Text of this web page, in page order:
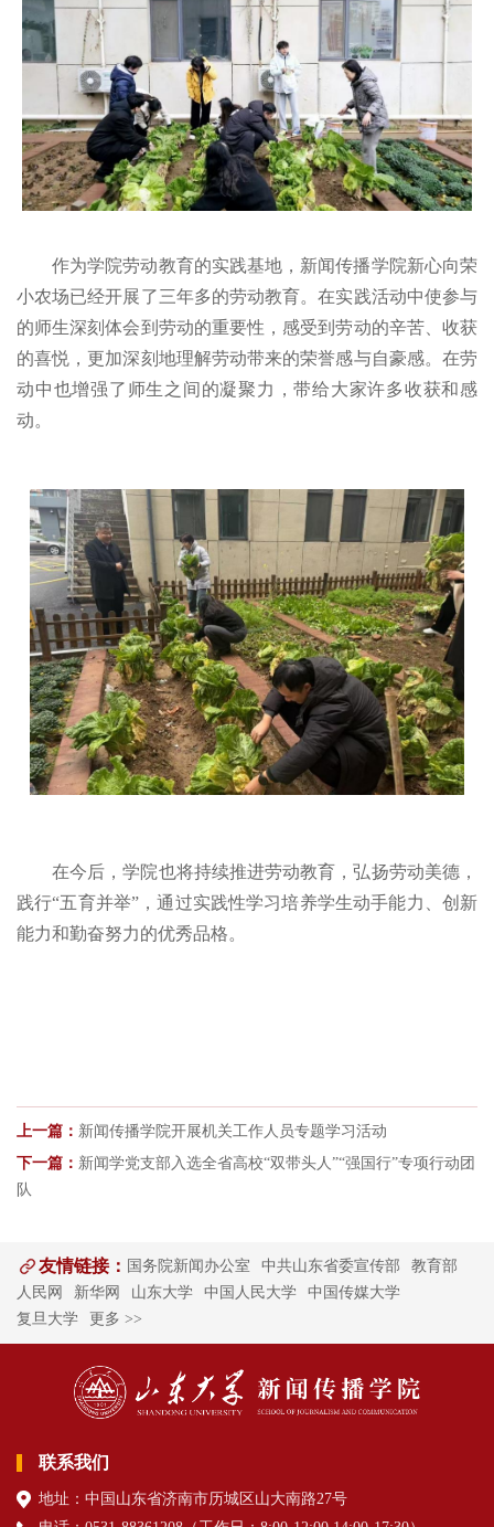
作为学院劳动教育的实践基地，新闻传播学院新心向荣
小农场已经开展了三年多的劳动教育。在实践活动中使参与
的师生深刻体会到劳动的重要性，感受到劳动的辛苦、收获
的喜悦，更加深刻地理解劳动带来的荣誉感与自豪感。在劳
动中也增强了师生之间的凝聚力，带给大家许多收获和感
动。
在今后，学院也将持续推进劳动教育，弘扬劳动美德，
践行“五育并举”，通过实践性学习培养学生动手能力、创新
能力和勤奋努力的优秀品格。
上一篇： 新闻传播学院开展机关工作人员专题学习活动
下一篇： 新闻学党支部入选全省高校“双带头人”“强国行”专项行动团
队
友情链接： 国务院新闻办公室 中共山东省委宣传部
教育部
人民网
新华网 山东大学 中国人民大学
中国传媒大学
复旦大学
更多 >>
联系我们
地址：中国山东省济南市历城区山大南路27号